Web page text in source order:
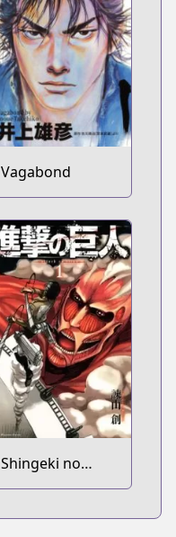
Vagabond
Shingeki no
Kyojin